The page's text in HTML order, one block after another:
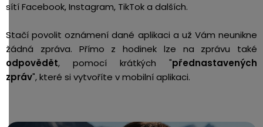
sítí Facebook, Instagram, TikTok a dalších.
Stačí povolit oznámení dané aplikaci a už Vám neunikne
žádná zpráva. Přímo z hodinek lze na zprávu také
odpovědět, pomocí krátkých "přednastavených
zpráv", které si vytvoříte v mobilní aplikaci.